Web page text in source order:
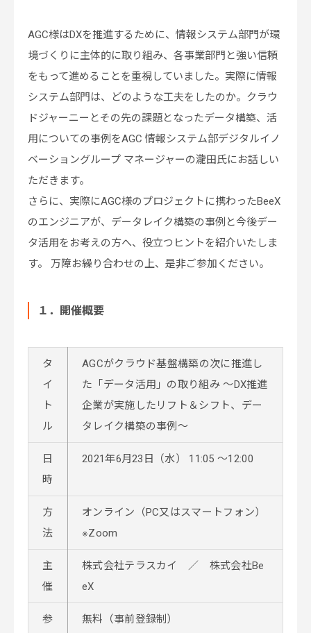
AGC様はDXを推進するために、情報システム部門が環
境づくりに主体的に取り組み、各事業部門と強い信頼
をもって進めることを重視していました。実際に情報
システム部門は、どのような工夫をしたのか。クラウ
ドジャーニーとその先の課題となったデータ構築、活
用についての事例をAGC 情報システム部デジタルイノ
ベーショングループ マネージャーの瀧田氏にお話しい
ただきます。
さらに、実際にAGC様のプロジェクトに携わったBeeX
のエンジニアが、データレイク構築の事例と今後デー
タ活用をお考えの方へ、役立つヒントを紹介いたしま
す。 万障お繰り合わせの上、是非ご参加ください。
１．開催概要
タ
イ
ト
ル
AGCがクラウド基盤構築の次に推進し
た「データ活用」の取り組み ～DX推進
企業が実施したリフト＆シフト、デー
タレイク構築の事例～
日
時
2021年6月23日（水） 11:05 ～12:00
方
法
オンライン（PC又はスマートフォン）
※Zoom
主
催
株式会社テラスカイ ／ 株式会社Be
eX
参
無料（事前登録制）